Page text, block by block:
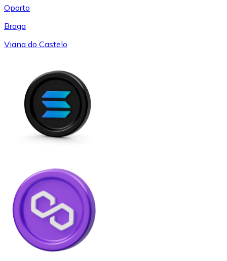
Oporto
Braga
Viana do Castelo